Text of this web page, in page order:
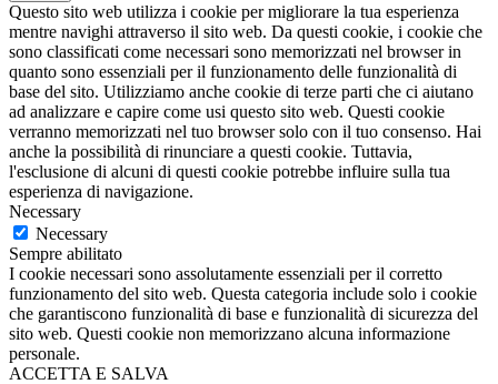
Questo sito web utilizza i cookie per migliorare la tua esperienza
mentre navighi attraverso il sito web. Da questi cookie, i cookie che
sono classificati come necessari sono memorizzati nel browser in
quanto sono essenziali per il funzionamento delle funzionalità di
base del sito. Utilizziamo anche cookie di terze parti che ci aiutano
ad analizzare e capire come usi questo sito web. Questi cookie
verranno memorizzati nel tuo browser solo con il tuo consenso. Hai
anche la possibilità di rinunciare a questi cookie. Tuttavia,
l'esclusione di alcuni di questi cookie potrebbe influire sulla tua
esperienza di navigazione.
Necessary
Necessary
Sempre abilitato
I cookie necessari sono assolutamente essenziali per il corretto
funzionamento del sito web. Questa categoria include solo i cookie
che garantiscono funzionalità di base e funzionalità di sicurezza del
sito web. Questi cookie non memorizzano alcuna informazione
personale.
ACCETTA E SALVA